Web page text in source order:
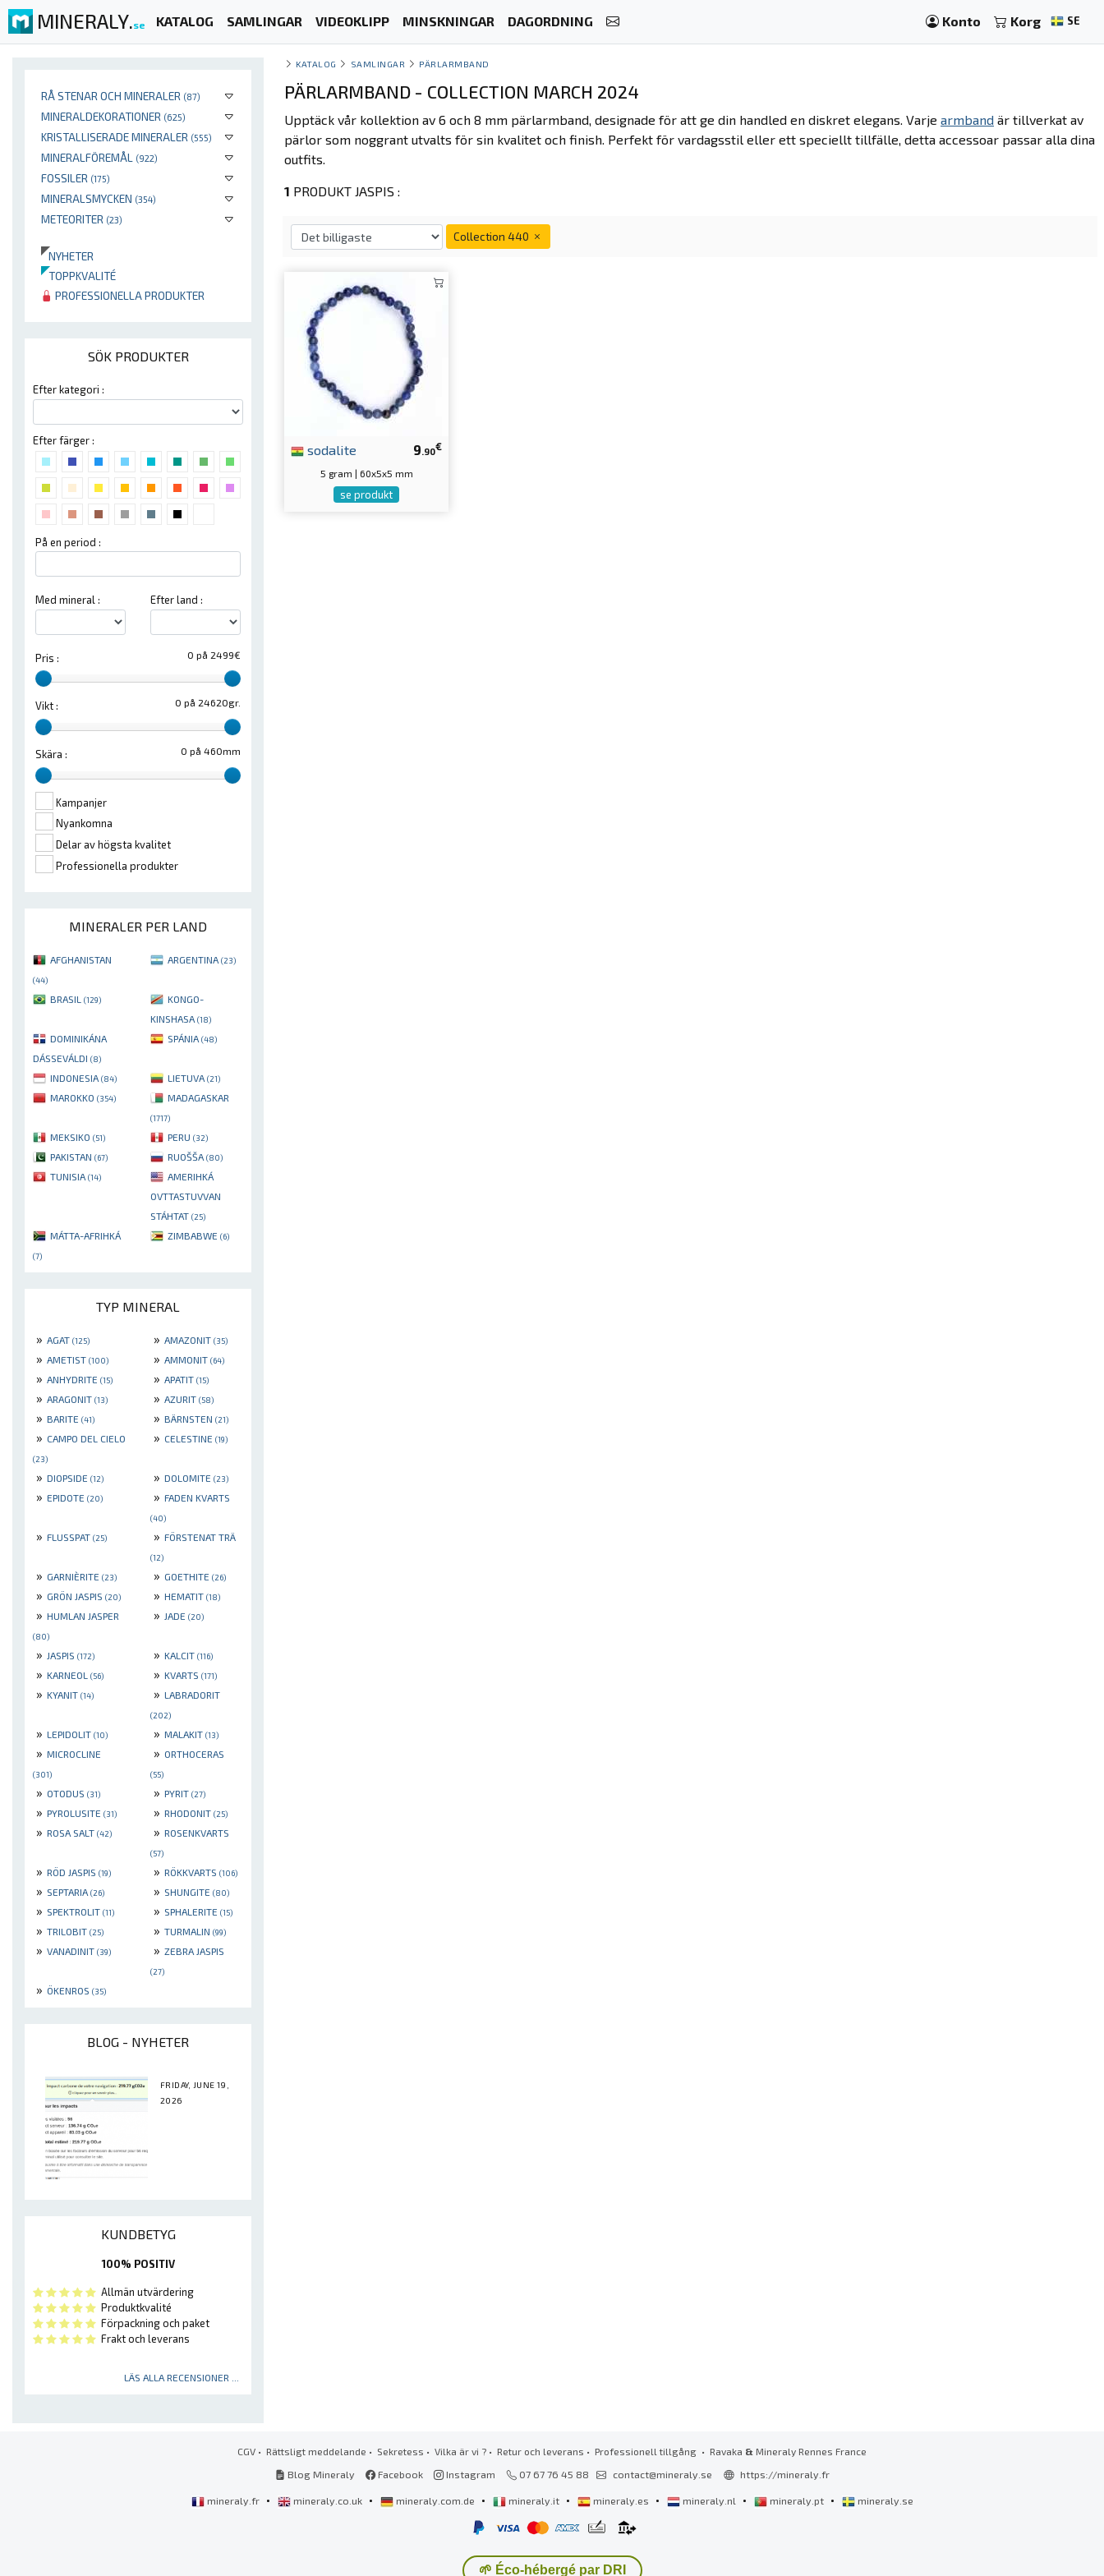
MINERALY.se KATALOG SAMLINGAR VIDEOKLIPP MINSKNINGAR DAGORDNING Konto Korg SE
RÅ STENAR OCH MINERALER (87)
MINERALDEKORATIONER (625)
KRISTALLISERADE MINERALER (555)
MINERALFÖREMÅL (922)
FOSSILER (175)
MINERALSMYCKEN (354)
METEORITER (23)
NYHETER
TOPPKVALITÉ
PROFESSIONELLA PRODUKTER
SÖK PRODUKTER
Efter kategori :
Efter färger :
På en period :
Med mineral : Efter land :
0 på 2499€
Pris :
0 på 24620gr.
Vikt :
0 på 460mm
Skära :
Kampanjer
Nyankomna
Delar av högsta kvalitet
Professionella produkter
MINERALER PER LAND
AFGHANISTAN
(44)
ARGENTINA (23)
BRASIL (129)
KONGO-
KINSHASA (18)
DOMINIKÁNA
DÁSSEVÁLDI (8)
SPÁNIA (48)
INDONESIA (84) LIETUVA (21)
MAROKKO (354) MADAGASKAR
(1717)
MEKSIKO (51) PERU (32)
PAKISTAN (67) RUOŠŠA (80)
TUNISIA (14)
AMERIHKÁ
OVTTASTUVVAN
STÁHTAT (25)
MÁTTA-AFRIHKÁ
(7)
ZIMBABWE (6)
TYP MINERAL
» AGAT (125) » AMAZONIT (35)
» AMETIST (100) » AMMONIT (64)
» ANHYDRITE (15) » APATIT (15)
» ARAGONIT (13) » AZURIT (58)
» BARITE (41) » BÄRNSTEN (21)
» CAMPO DEL CIELO
(23)
» CELESTINE (19)
» DIOPSIDE (12) » DOLOMITE (23)
» EPIDOTE (20) » FADEN KVARTS
(40)
» FLUSSPAT (25) » FÖRSTENAT TRÄ
(12)
» GARNIÈRITE (23) » GOETHITE (26)
» GRÖN JASPIS (20) » HEMATIT (18)
» HUMLAN JASPER
(80)
» JADE (20)
» JASPIS (172) » KALCIT (116)
» KARNEOL (56) » KVARTS (171)
» KYANIT (14) » LABRADORIT
(202)
» LEPIDOLIT (10) » MALAKIT (13)
» MICROCLINE
(301)
» ORTHOCERAS
(55)
» OTODUS (31) » PYRIT (27)
» PYROLUSITE (31) » RHODONIT (25)
» ROSA SALT (42) » ROSENKVARTS
(57)
» RÖD JASPIS (19) » RÖKKVARTS (106)
» SEPTARIA (26) » SHUNGITE (80)
» SPEKTROLIT (11) » SPHALERITE (15)
» TRILOBIT (25) » TURMALIN (99)
» VANADINIT (39) » ZEBRA JASPIS
(27)
» ÖKENROS (35)
BLOG - NYHETER
FRIDAY, JUNE 19,
2026
KUNDBETYG
100% POSITIV
Allmän utvärdering
Produktkvalité
Förpackning och paket
Frakt och leverans
LÄS ALLA RECENSIONER ...
KATALOG SAMLINGAR PÄRLARMBAND
PÄRLARMBAND - COLLECTION MARCH 2024
Upptäck vår kollektion av 6 och 8 mm pärlarmband, designade för att ge din handled en diskret elegans. Varje armband är tillverkat av
pärlor som noggrant utvalts för sin kvalitet och finish. Perfekt för vardagsstil eller ett speciellt tillfälle, detta accessoar passar alla dina
outfits.
1 PRODUKT JASPIS :
Collection 440
9.90€
sodalite
5 gram | 60x5x5 mm
se produkt
CGV • Rättsligt meddelande • Sekretess • Vilka är vi ? • Retur och leverans • Professionell tillgång • Ravaka & Mineraly Rennes France
Blog Mineraly
Facebook Instagram 07 67 76 45 88 contact@mineraly.se https://mineraly.fr
mineraly.fr • mineraly.co.uk • mineraly.com.de • mineraly.it • mineraly.es • mineraly.nl • mineraly.pt • mineraly.se
🌱 Éco-hébergé par DRI